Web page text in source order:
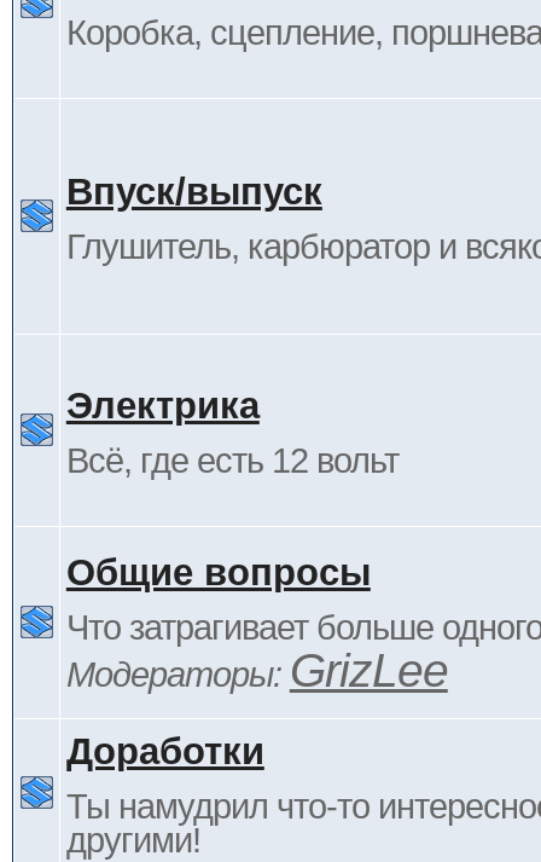
Коробка, сцепление,
Впуск/выпуск
Глушитель, карбюратор и
Электрика
Всё, где есть 12 вольт
Общие вопросы
Что затрагивает больше
Модераторы: GrizLee
Доработки
Ты намудрил что-то
другими!